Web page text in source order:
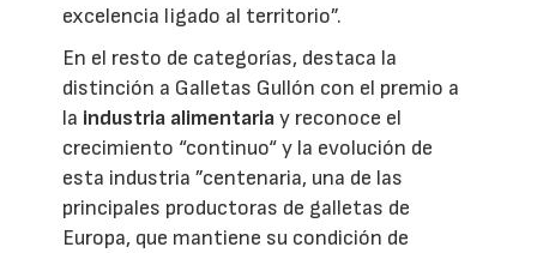
excelencia ligado al territorio”.
En el resto de categorías, destaca la
distinción a Galletas Gullón con el premio a
la industria alimentariay reconoce el
crecimiento “continuo“ y la evolución de
esta industria ”centenaria, una de las
principales productoras de galletas de
Europa, que mantiene su condición de